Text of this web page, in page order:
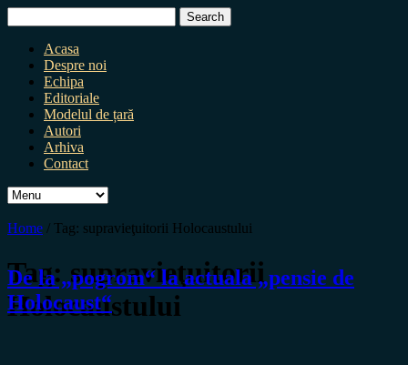
for:
Acasa
Despre noi
Echipa
Editoriale
Modelul de țară
Autori
Arhiva
Contact
Home / Tag: supravieţuitorii Holocaustului
Tag:supravieţuitorii
Holocaustului
De la „pogrom“ la actuala „pensie de
Holocaust“